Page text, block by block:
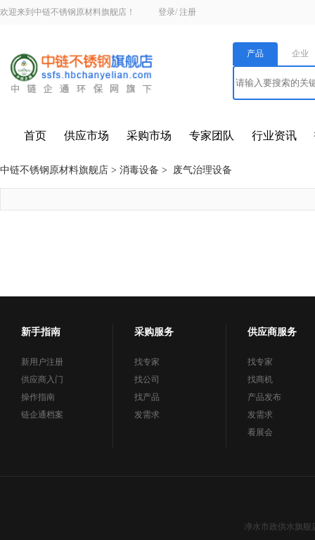
欢迎来到中链不锈钢原材料旗舰店！ 登录/ 注册
产品 企业
首页 供应市场 采购市场 专家团队 行业资讯
中链不锈钢原材料旗舰店 > 消毒设备 > 废气治理设备
新手指南
新用户注册
供应商入门
操作指南
链企通档案
采购服务
找专家
找公司
找产品
发需求
供应商服务
找专家
找商机
产品发布
发需求
看展会
净水市政供水旗